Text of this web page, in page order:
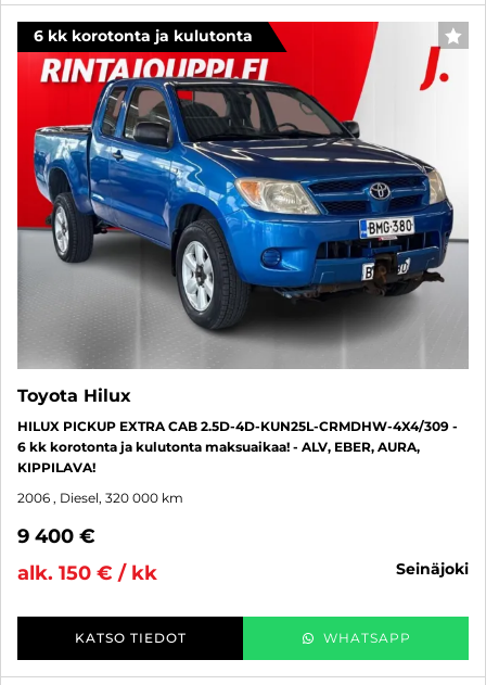
6 kk korotonta ja kulutonta
Toyota Hilux
HILUX PICKUP EXTRA CAB 2.5D-4D-KUN25L-CRMDHW-4X4/309 -
6 kk korotonta ja kulutonta maksuaikaa! - ALV, EBER, AURA,
KIPPILAVA!
2006 , Diesel, 320 000 km
9 400 €
alk. 150 € / kk
seinäjoki
KATSO TIEDOT WHATSAPP